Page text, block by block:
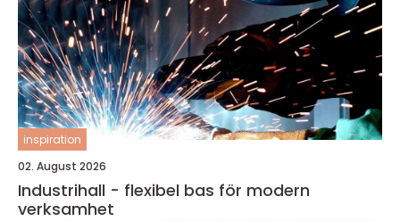
inspiration
02. August 2026
Industrihall - flexibel bas för modern
verksamhet